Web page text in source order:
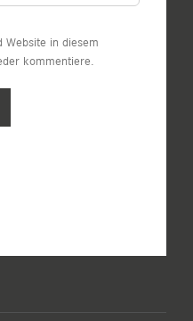
Website in diesem
kommentiere.